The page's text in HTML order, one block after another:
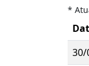
*
30/